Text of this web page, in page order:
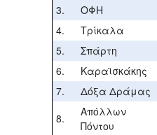
3.
ΟΦΗ
4.
Τρίκαλα
5.
Σπάρτη
6.
Καραϊσκάκης
7.
Δόξα Δράμας
8.
Απόλλων
Πόντου